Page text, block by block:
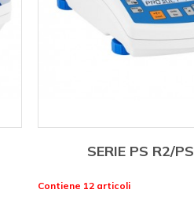
SERIE PS R2/
Contiene 12 articoli